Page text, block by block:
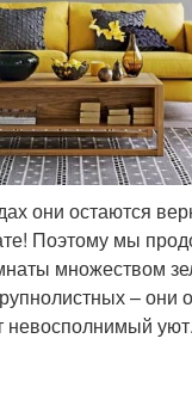
они остаются
Поэтому мы
множеством
– они
невосполнимый уют.